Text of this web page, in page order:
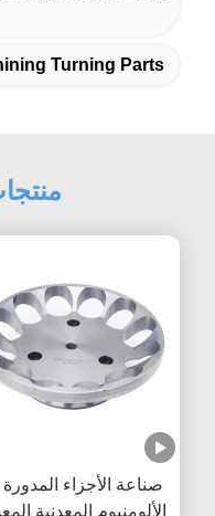
Turning Parts
صناعة الأجزاء المدورة
الألومنيوم المعدنية